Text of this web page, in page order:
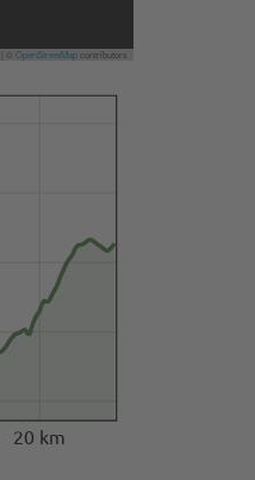
OpenStreetMapcontributors
20 km